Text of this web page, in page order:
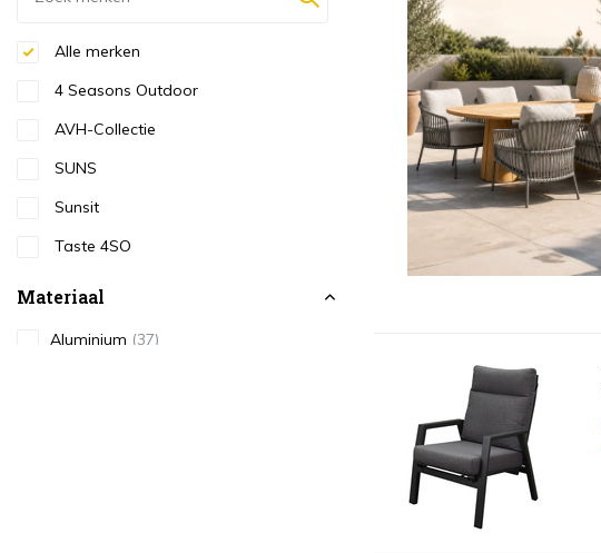
Alle merken
4 Seasons Outdoor
AVH-Collectie
SUNS
Sunsit
Taste 4SO
Materiaal
Aluminium (37)